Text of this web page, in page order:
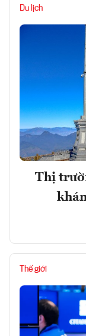
Du lịch
Thị
Thế giới